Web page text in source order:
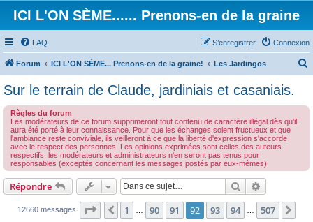
ICI L'ON SÈME...... Prenons-en de la graine
FAQ Connexion
S’enregistrer
Forum ICI L'ON SÈME... Prenons-en de la graine! Les Jardingos
Sur le terrain de Claude, jardiniais et casaniais.
Règles du forum
Les modérateurs de ce forum supprimeront tout contenu de caractère illégal dès qu'il
aura été porté à leur connaissance. Pour que les échanges soient fructueux et que
l'ambiance reste conviviale, ils veilleront à ce que la liberté d'expression s'accorde
avec le respect des personnes. Les opinions exprimées sont celles des auteurs
respectifs, les modérateurs et administrateurs n'en seront pas tenus pour
responsables (exceptés concernant les messages postés par eux-mêmes).
Répondre Rechercher
12660 messages Page 92 sur 507
Précédente
1 90 91 92 93 94 507